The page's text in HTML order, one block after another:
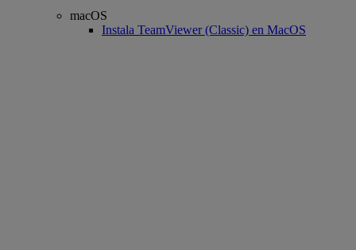
macOS
Instala TeamViewer (Classic) en MacOS